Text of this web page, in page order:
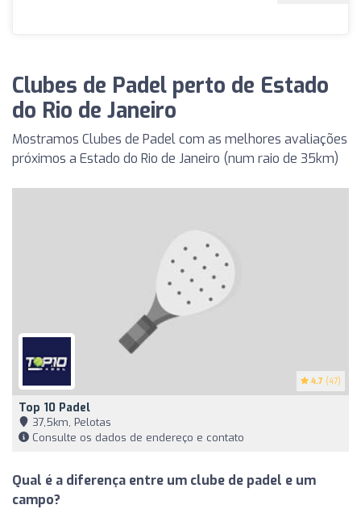
Clubes de Padel perto de Estado
do Rio de Janeiro
Mostramos Clubes de Padel com as melhores avaliações
próximos a Estado do Rio de Janeiro (num raio de 35km)
4.7 (47)
Top 10 Padel
37,5km, Pelotas
Consulte os dados de endereço e contato
Qual é a diferença entre um clube de padel e um
campo?